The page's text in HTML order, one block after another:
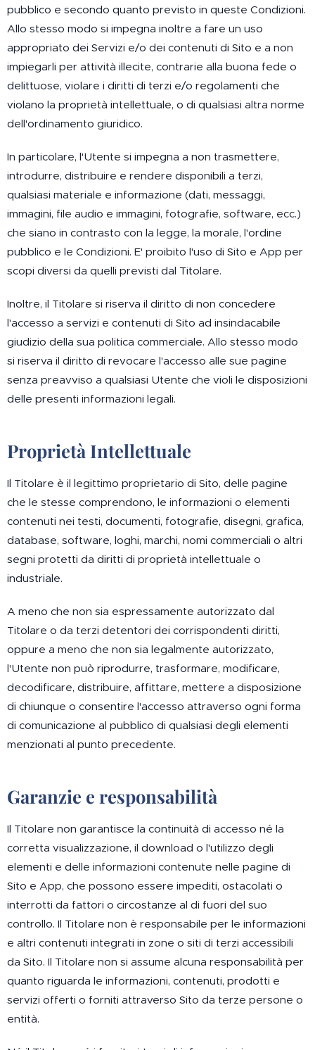
pubblico e secondo quanto previsto in queste Condizioni.
Allo stesso modo si impegna inoltre a fare un uso
appropriato dei Servizi e/o dei contenuti di Sito e a non
impiegarli per attività illecite, contrarie alla buona fede o
delittuose, violare i diritti di terzi e/o regolamenti che
violano la proprietà intellettuale, o di qualsiasi altra norme
dell'ordinamento giuridico.
In particolare, l'Utente si impegna a non trasmettere,
introdurre, distribuire e rendere disponibili a terzi,
qualsiasi materiale e informazione (dati, messaggi,
immagini, file audio e immagini, fotografie, software, ecc.)
che siano in contrasto con la legge, la morale, l'ordine
pubblico e le Condizioni. E' proibito l'uso di Sito e App per
scopi diversi da quelli previsti dal Titolare.
Inoltre, il Titolare si riserva il diritto di non concedere
l'accesso a servizi e contenuti di Sito ad insindacabile
giudizio della sua politica commerciale. Allo stesso modo
si riserva il diritto di revocare l'accesso alle sue pagine
senza preavviso a qualsiasi Utente che violi le disposizioni
delle presenti informazioni legali.
Proprietà Intellettuale
Il Titolare è il legittimo proprietario di Sito, delle pagine
che le stesse comprendono, le informazioni o elementi
contenuti nei testi, documenti, fotografie, disegni, grafica,
database, software, loghi, marchi, nomi commerciali o altri
segni protetti da diritti di proprietà intellettuale o
industriale.
A meno che non sia espressamente autorizzato dal
Titolare o da terzi detentori dei corrispondenti diritti,
oppure a meno che non sia legalmente autorizzato,
l'Utente non può riprodurre, trasformare, modificare,
decodificare, distribuire, affittare, mettere a disposizione
di chiunque o consentire l'accesso attraverso ogni forma
di comunicazione al pubblico di qualsiasi degli elementi
menzionati al punto precedente.
Garanzie e responsabilità
Il Titolare non garantisce la continuità di accesso né la
corretta visualizzazione, il download o l'utilizzo degli
elementi e delle informazioni contenute nelle pagine di
Sito e App, che possono essere impediti, ostacolati o
interrotti da fattori o circostanze al di fuori del suo
controllo. Il Titolare non è responsabile per le informazioni
e altri contenuti integrati in zone o siti di terzi accessibili
da Sito. Il Titolare non si assume alcuna responsabilità per
quanto riguarda le informazioni, contenuti, prodotti e
servizi offerti o forniti attraverso Sito da terze persone o
entità.